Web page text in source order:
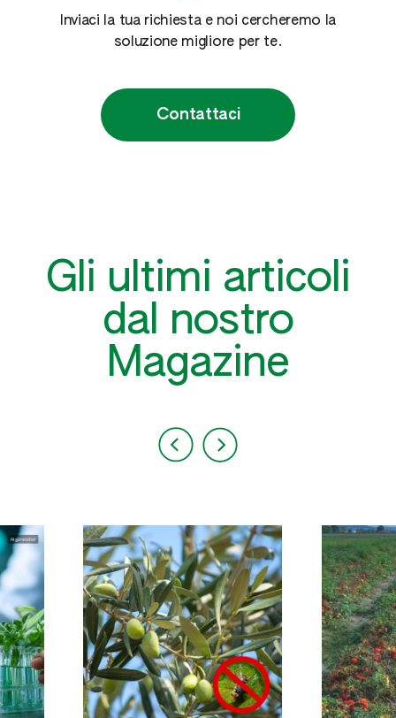
Inviaci la tua richiesta e noi cercheremo la
soluzione migliore per te.
Contattaci
Gli ultimi articoli
dal nostro
Magazine